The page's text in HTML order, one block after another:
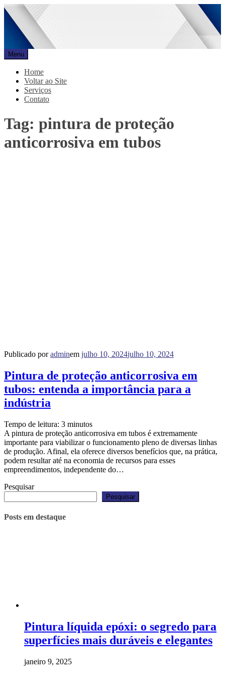
Pular
para
conteúdo
Promar
Blog
Menu
Home
Voltar ao Site
Serviços
Contato
Tag: pintura de proteção
anticorrosiva em tubos
Publicado poradminem julho 10, 2024julho 10, 2024
Pintura de proteção anticorrosiva em
tubos: entenda a importância para a
indústria
Tempo de leitura: 3 minutos
A pintura de proteção anticorrosiva em tubos é extremamente
importante para viabilizar o funcionamento pleno de diversas linhas
de produção. Afinal, ela oferece diversos benefícios que, na prática,
podem resultar até na economia de recursos para esses
empreendimentos, independente do…
Pesquisar
Pesquisar
Posts em destaque
Pintura líquida epóxi: o segredo para
superfícies mais duráveis e elegantes
janeiro 9, 2025